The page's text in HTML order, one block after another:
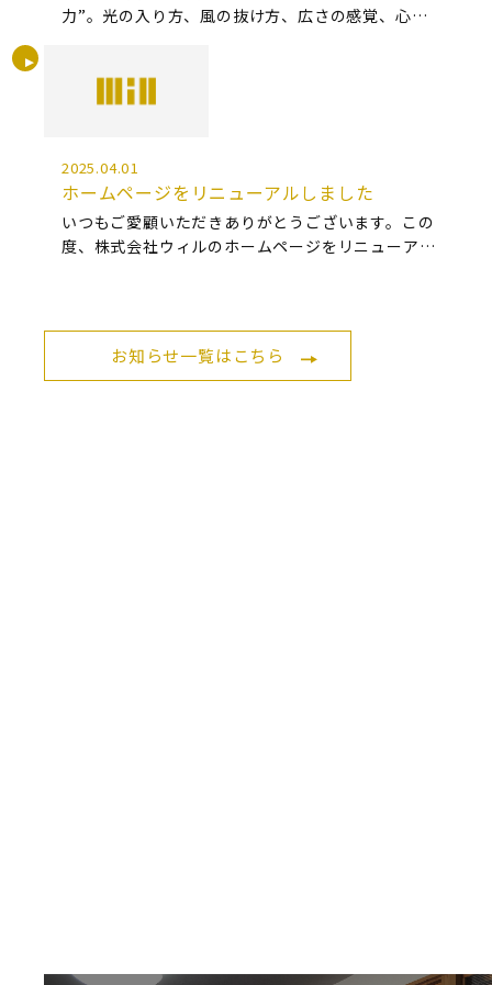
力”。光の入り方、風の抜け方、広さの感覚、心地
を行います！ 「ここに住みたい」そ […]
2025.04.01
ホームページをリニューアルしました
いつもご愛顧いただきありがとうございます。この
度、株式会社ウィルのホームページをリニューアル
お知らせ一覧はこちら